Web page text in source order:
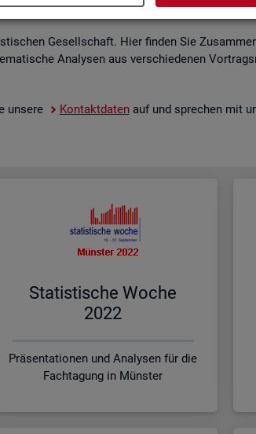
Ana­ly­se­er­geb­nis­se prä­sen­tie­ren wir unter
Ge­sell­schaft. Hier fin­den Sie
Ana­ly­sen aus ver­schie­de­nen
un­se­re Kon­takt­da­tenauf und spre­chen mit
Sta­tis­ti­sche Woche
2022
Präsentationen und Analysen für die
Fachtagung in Münster